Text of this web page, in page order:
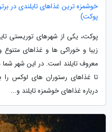
خوشمزه ترین غذاهای تایلندی در
پوکت)
پوکت، یکی از شهرهای توریستی
زیبا و خوراکی ها و غذاهای
معروف تایلند است. در این شهر شما
تا غذاهای رستوران های لوکس
درباره غذاهای خوشمزه تایلند و...